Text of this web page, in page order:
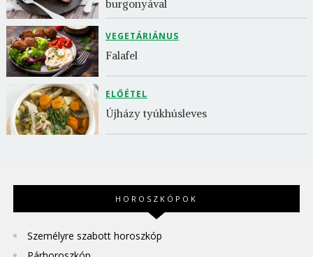
burgonyával
VEGETÁRIÁNUS
Falafel
ELŐÉTEL
Újházy tyúkhúsleves
HOROSZKÓPOK
Személyre szabott horoszkóp